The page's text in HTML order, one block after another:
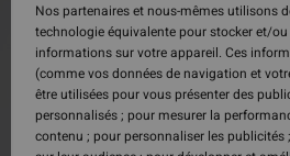
Nos partenaires et nous-mêmes utilisons
technologie équivalente pour stocker et/
informations sur votre appareil. Ces
(comme vos données de navigation et
être utilisées pour vous présenter des
personnalisés ; pour mesurer la
contenu ; pour personnaliser les publicités